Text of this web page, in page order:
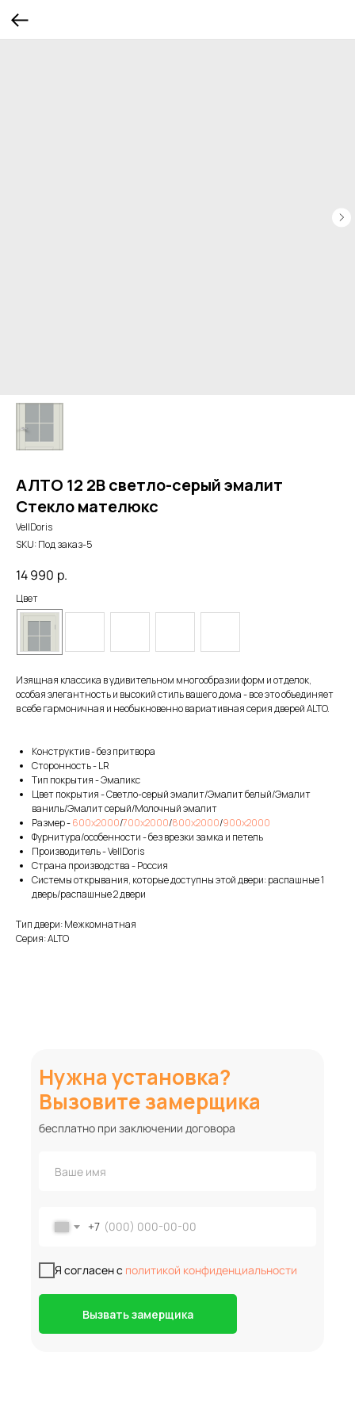
АЛТО 12 2В светло-серый эмалит
Стекло мателюкс
VellDoris
SKU:Под заказ-5
14 990 р.
Цвет
Изящная классика в удивительном многообразии форм и отделок,
особая элегантность и высокий стиль вашего дома - все это объединяет
в себе гармоничная и необыкновенно вариативная серия дверей ALTO.
Конструктив - без притвора
Сторонность - LR
Тип покрытия - Эмаликс
Цвет покрытия - Светло-серый эмалит/Эмалит белый/Эмалит
ваниль/Эмалит серый/Молочный эмалит
Размер -600х2000/700х2000/800х2000/900х2000
Фурнитура/особенности - без врезки замка и петель
Производитель - VellDoris
Страна производства - Россия
Системы открывания, которые доступны этой двери: распашные 1
дверь/распашные 2 двери
Тип двери: Межкомнатная
Серия: ALTO
Нужна установка?
Вызовите замерщика
+7
Я согласен с политикой конфиденциальности
Вызвать замерщика
бесплатно при заключении договора